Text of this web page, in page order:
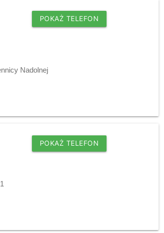
POKAŻ TELEFON
Nadolnej
POKAŻ TELEFON